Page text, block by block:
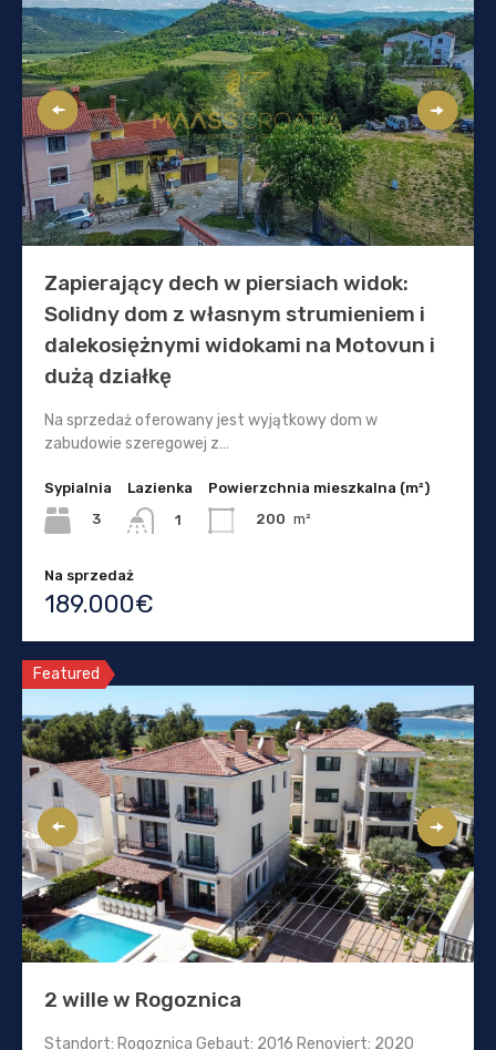
Zapierający dech w piersiach widok:
Solidny dom z własnym strumieniem i
dalekosiężnymi widokami na Motovun i
dużą działkę
Na sprzedaż oferowany jest wyjątkowy dom w
zabudowie szeregowej z…
Sypialnia
3
Lazienka
1
Powierzchnia mieszkalna (m²)
200 m²
Na sprzedaż
189.000€
Featured
2 wille w Rogoznica
Standort: Rogoznica Gebaut: 2016 Renoviert: 2020